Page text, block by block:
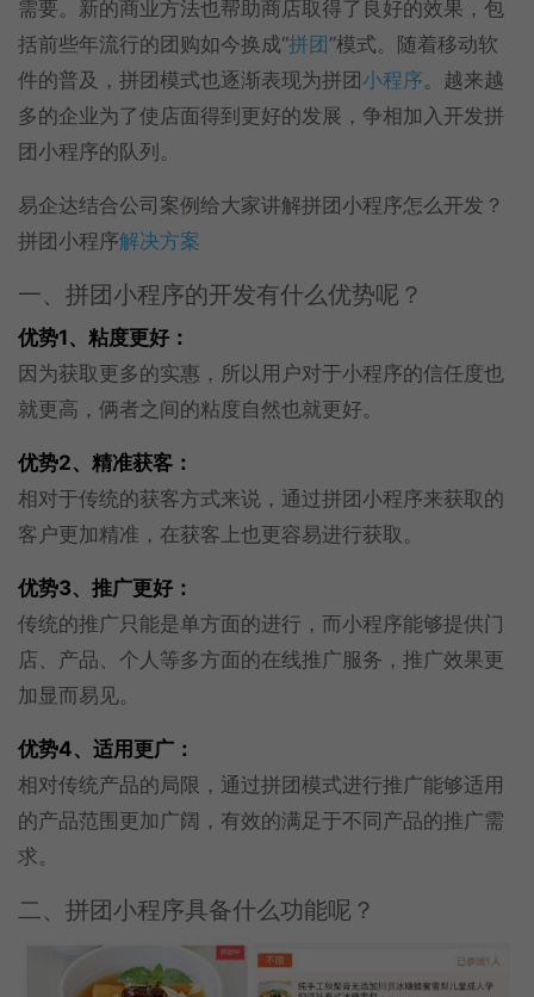
需要。新的商业方法也帮助商店取得了良好的效果，包
括前些年流行的团购如今换成“拼团”模式。随着移动软
件的普及，拼团模式也逐渐表现为拼团小程序。越来越
多的企业为了使店面得到更好的发展，争相加入开发拼
团小程序的队列。
易企达结合公司案例给大家讲解拼团小程序怎么开发？
拼团小程序解决方案
一、拼团小程序的开发有什么优势呢？
优势1、粘度更好：
因为获取更多的实惠，所以用户对于小程序的信任度也
就更高，俩者之间的粘度自然也就更好。
优势2、精准获客：
相对于传统的获客方式来说，通过拼团小程序来获取的
客户更加精准，在获客上也更容易进行获取。
优势3、推广更好：
传统的推广只能是单方面的进行，而小程序能够提供门
店、产品、个人等多方面的在线推广服务，推广效果更
加显而易见。
优势4、适用更广：
相对传统产品的局限，通过拼团模式进行推广能够适用
的产品范围更加广阔，有效的满足于不同产品的推广需
求。
二、拼团小程序具备什么功能呢？